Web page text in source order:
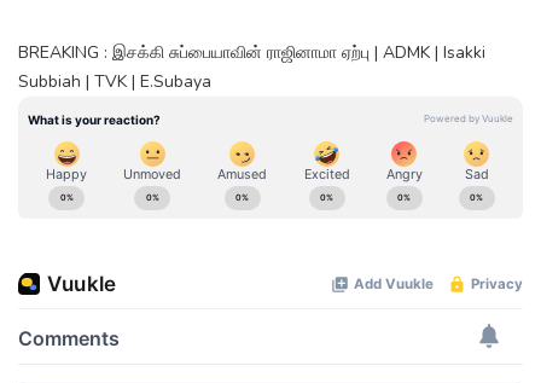
BREAKING : இசக்கி சுப்பையாவின் ராஜினாமா ஏற்பு | ADMK | Isakki
Subbiah | TVK | E.Subaya